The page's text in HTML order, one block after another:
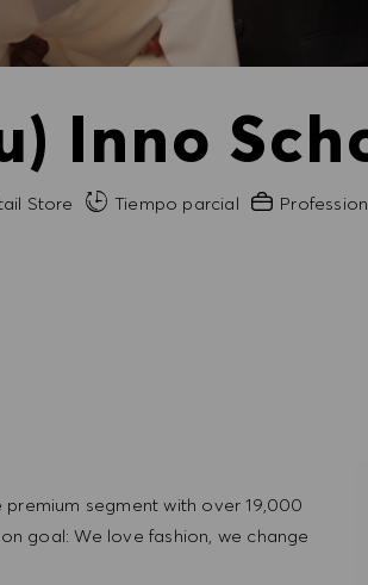
Inno
Store Tiempo parcial Experiencia
segment with over 19,000
goal: We love fashion, we change